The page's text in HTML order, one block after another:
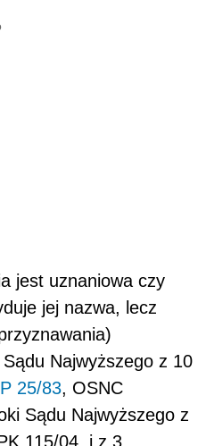
jest uznaniowa czy
jej nazwa, lecz
Najwyższego z 10
25/83, OSNC
Sądu Najwyższego z
115/04, i z 3